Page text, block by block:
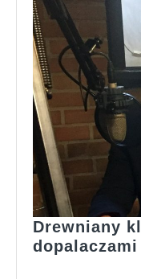
Drewniany
dopalaczami